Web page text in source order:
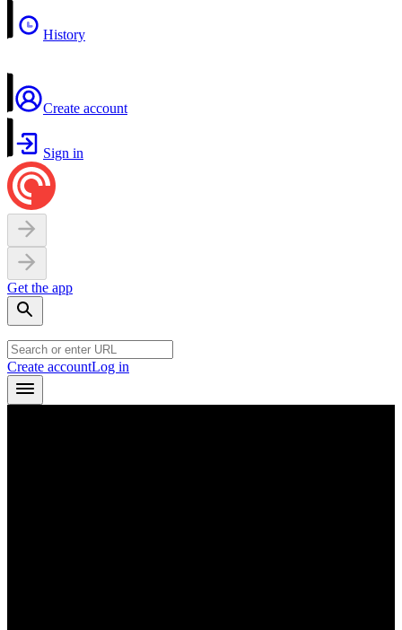
History
Create account
Sign in
Get the app
Create accountLog in